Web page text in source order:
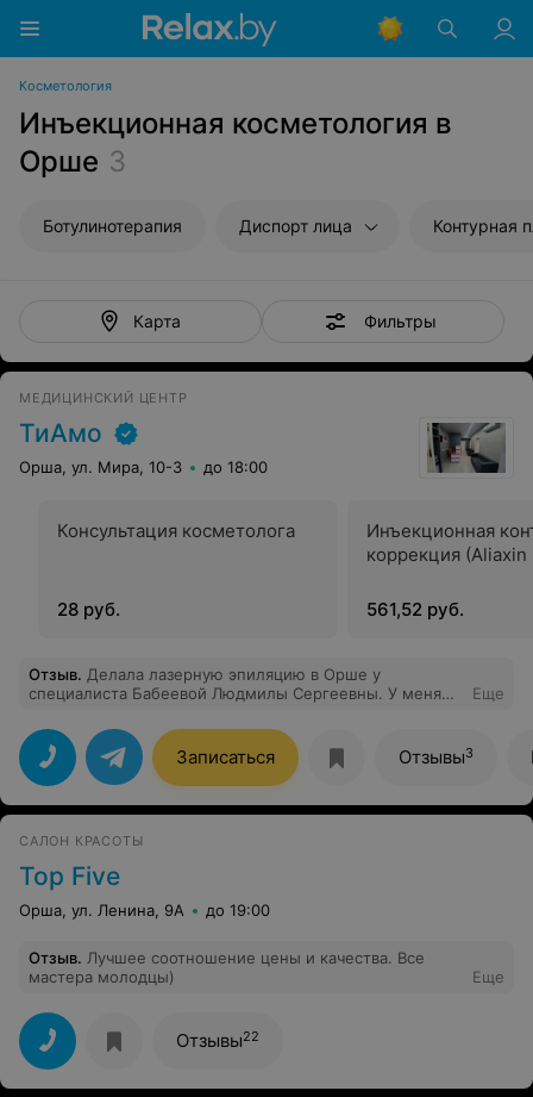
Косметология
Инъекционная косметология в
Орше 3
Ботулинотерапия Диспорт лица Контурная
Карта Фильтры
МЕДИЦИНСКИЙ ЦЕНТР
ТиАмо
Орша, ул. Мира, 10-3 до 18:00
Консультация косметолога
28 руб.
Инъекционная
коррекция (Aliaxin
561,52 руб.
Отзыв. Делала лазерную эпиляцию в Орше у
специалиста Бабеевой Людмилы Сергеевны. У меня
избавиться, так как до Тиамо ходила в другой салон и
результата не было. Здесь уже после первой
процедуры я была в приятном шоке, что
действительно волос стало меньше и расти стали
медленней. Результатом очень довольна. И безумно
всё о процедуре и ответила на интересующие
вопросы. Однозначно рекомендую!
Еще
Записаться Отзывы3
САЛОН КРАСОТЫ
Top Five
Орша, ул. Ленина, 9А до 19:00
Отзыв. Лучшее соотношение цены и качества. Все
мастера молодцы)
Еще
Отзывы22